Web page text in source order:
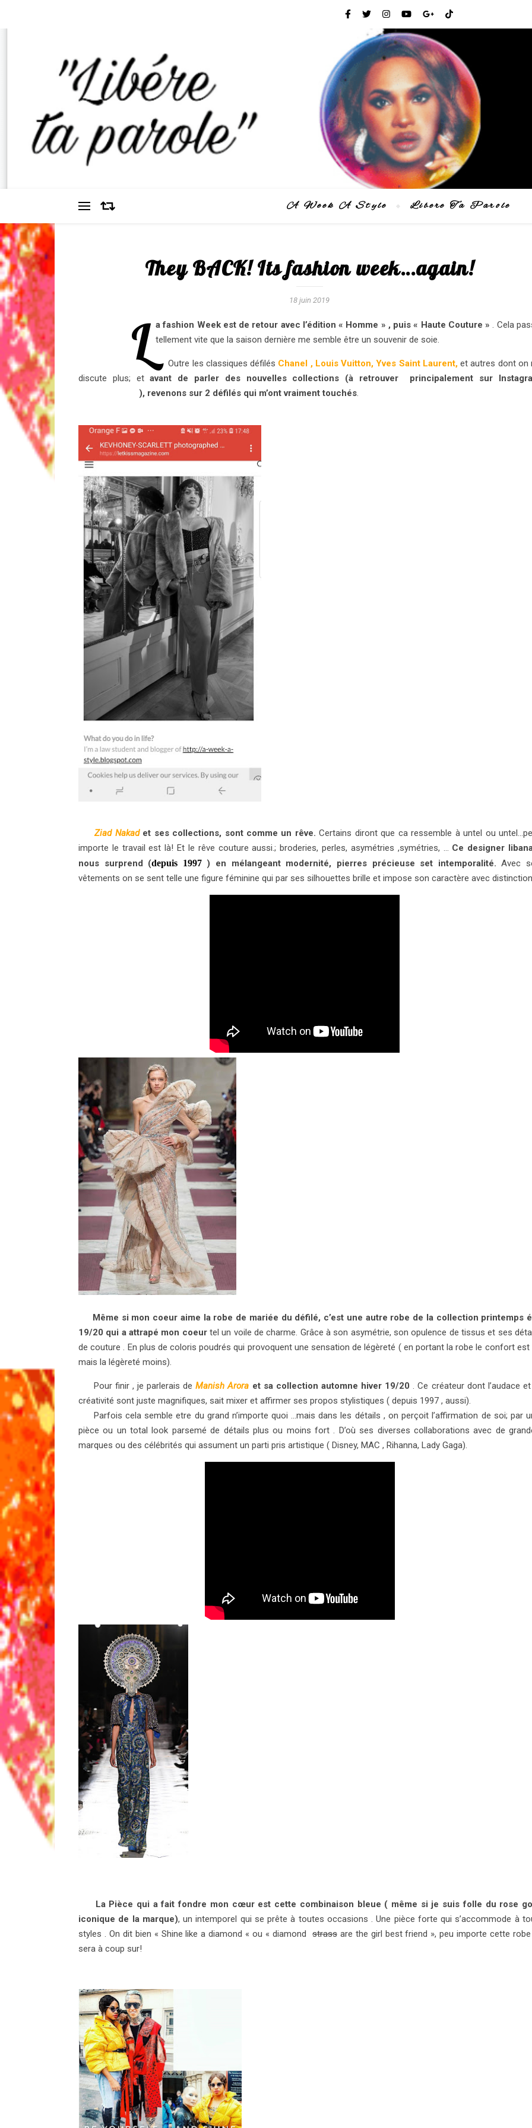
A Week A Style Libere Ta Parole
They BACK! Its fashion week…again!
18 juin 2019
L a fashion Week est de retour avec l’édition « Homme » , puis « Haute Couture » . Cela
tellement vite que la saison dernière me semble être un souvenir de soie.
Outre les classiques défilés Chanel , Louis Vuitton, Yves Saint Laurent,et autres dont on
discute plus; etavant de parler des nouvelles collections (à retrouver principalement sur
), revenons sur 2 défilés qui m’ont vraiment touchés.
Ziad Nakad et ses collections, sont comme un rêve. Certains diront que ca ressemble à untel ou
importe le travail est là! Et le rêve couture aussi.; broderies, perles, asymétries ,symétries, … Ce designer
nous surprend (depuis 1997) en mélangeant modernité, pierres précieuse set intemporalité. Avec
vêtements on se sent telle une figure féminine qui par ses silhouettes brille et impose son caractère avec
Même si mon coeur aime la robe de mariée du défilé, c’est une autre robe de la collection printemps
19/20 qui a attrapé mon coeur tel un voile de charme. Grâce à son asymétrie, son opulence de tissus et ses
de couture . En plus de coloris poudrés qui provoquent une sensation de légèreté ( en portant la robe le confort est
mais la légèreté moins).
Pour finir , je parlerais deManish Arora et sa collection automne hiver 19/20 . Ce créateur dont l’audace
créativité sont juste magnifiques, sait mixer et affirmer ses propos stylistiques ( depuis 1997 , aussi).
Parfois cela semble etre du grand n’importe quoi …mais dans les détails , on perçoit l’affirmation de soi; par
pièce ou un total look parsemé de détails plus ou moins fort . D’où ses diverses collaborations avec de
marques ou des célébrités qui assument un parti pris artistique ( Disney, MAC , Rihanna, Lady Gaga).
La Pièce qui a fait fondre mon cœur est cette combinaison bleue ( même si je suis folle du rose
iconique de la marque), un intemporel qui se prête à toutes occasions . Une pièce forte qui s’accommode à
styles . On dit bien « Shine like a diamond « ou « diamondstrassare the girl best friend », peu importe cette
sera à coup sur!